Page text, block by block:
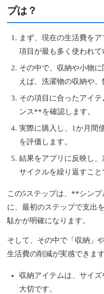
プは？
まず、現在の生活費を
項目が最も多く使われて
その中で、収納や小物
えば、洗濯物の収納や、
その項目に合ったアイ
ンス**を確認します。
実際に購入し、1か月間
を評価します。
結果をアプリに反映し
サイクルを繰り返すこと
この5ステップは、**シン
に、最初のステップで支出
駄かが明確になります。
そして、その中で「収納」
生活費の削減が実感できます
収納アイテムは、サイ
大切です。